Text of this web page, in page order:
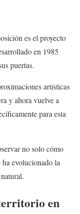
es el proyecto
en 1985
puertas.
artísticas
y ahora vuelve a
para esta
no solo cómo
evolucionado la
en